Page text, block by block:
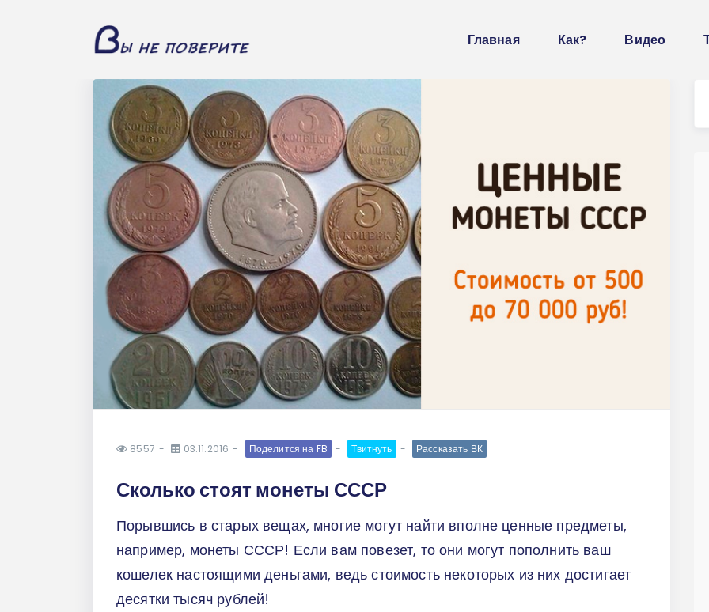
Главная Как? Видео
8557 03.11.2016 Поделится на FB Твитнуть Рассказать ВК
Сколько стоят монеты СССР
Порывшись в старых вещах, многие могут найти вполне ценные предметы,
например, монеты СССР! Если вам повезет, то они могут пополнить ваш
кошелек настоящими деньгами, ведь стоимость некоторых из них достигает
десятки тысяч рублей!